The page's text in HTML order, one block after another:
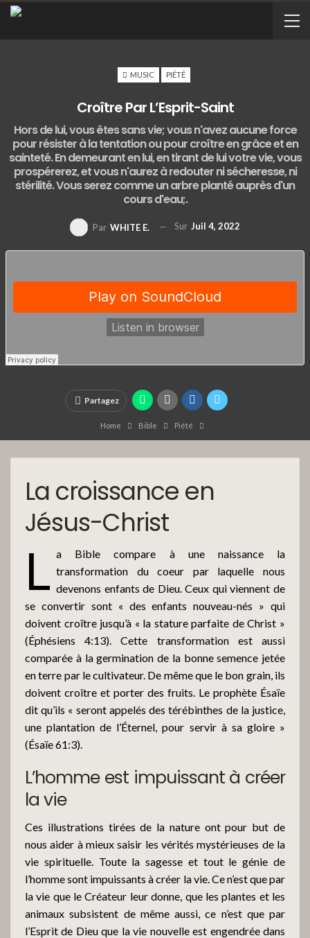
MUSIC PIÉTÉ
Croître Par L’Esprit-Saint
Hors de lui, vous êtes sans vie; vous n'avez aucune force
pour résister à la tentation ou pour croître en grâce et en
sainteté. En demeurant en lui, en tirant de lui votre vie, vous
prospérerez, et vous n'aurez à redouter ni sécheresse, ni
stérilité. Vous serez comme un arbre planté auprès d'un
cours d'eau;.
Par WHITE E. Sur Juil 4, 2022
Partagez
Home Bible Piété
La croissance en
Jésus-Christ
L a Bible compare à une naissance la
transformation du coeur par laquelle nous
devenons enfants de Dieu. Ceux qui viennent de
se convertir sont « des enfants nouveau-nés » qui
doivent croître jusqu’à « la stature parfaite de Christ »
(Éphésiens 4:13). Cette transformation est aussi
comparée à la germination de la bonne semence jetée
en terre par le cultivateur. De même que le bon grain, ils
doivent croître et porter des fruits. Le prophète Ésaïe
dit qu’ils « seront appelés des térébinthes de la justice,
une plantation de l’Éternel, pour servir à sa gloire »
(Ésaïe 61:3).
L’homme est impuissant à créer
la vie
Ces illustrations tirées de la nature ont pour but de
nous aider à mieux saisir les vérités mystérieuses de la
vie spirituelle. Toute la sagesse et tout le génie de
l’homme sont impuissants à créer la vie. Ce n’est que par
la vie que le Créateur leur donne, que les plantes et les
animaux subsistent de même aussi, ce n’est que par
l’Esprit de Dieu que la vie nouvelle est engendrée dans